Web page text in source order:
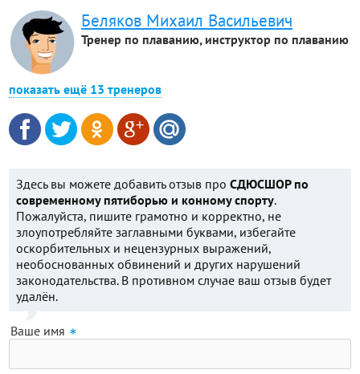
Беляков Михаил Васильевич
Тренер по плаванию, инструктор по плаванию
показать ещё 13 тренеров
Здесь вы можете добавить отзыв про СДЮСШОР по
современному пятиборью и конному спорту.
Пожалуйста, пишите грамотно и корректно, не
злоупотребляйте заглавными буквами, избегайте
оскорбительных и нецензурных выражений,
необоснованных обвинений и других нарушений
законодательства. В противном случае ваш отзыв будет
удалён.
Ваше имя